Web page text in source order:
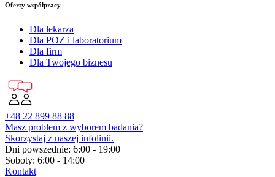
Oferty współpracy
Dla lekarza
Dla POZ i laboratorium
Dla firm
Dla Twojego biznesu
+48 22 899 88 88
Masz problem z wyborem badania?
Skorzystaj z naszej infolinii.
Dni powszednie: 6:00 - 19:00
Soboty: 6:00 - 14:00
Kontakt